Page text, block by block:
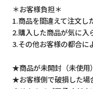
＊お客様負担＊
1.商品を間違えて注文し
2.購入した商品が気に入
3.その他お客様の都合に
★商品が未開封（未使用
★お客様側で破損した場